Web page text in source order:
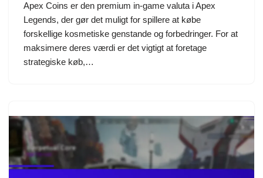
Apex Coins er den premium in-game valuta i Apex
Legends, der gør det muligt for spillere at købe
forskellige kosmetiske genstande og forbedringer. For at
maksimere deres værdi er det vigtigt at foretage
strategiske køb,…